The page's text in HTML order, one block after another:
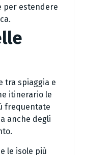
per estendere
tra spiaggia e
itinerario le
frequentate
anche degli
le isole più